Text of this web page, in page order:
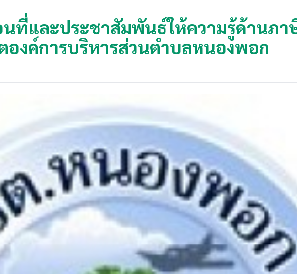
นที่และประชาสัมพันธ์ให้ความรู้ด้านภ
องค์การบริหารส่วนตำบลหนองพอก